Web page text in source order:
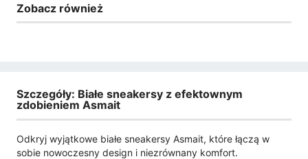
Zobacz również
Szczegóły: Białe sneakersy z efektownym
zdobieniem Asmait
Odkryj wyjątkowe białe sneakersy Asmait, które łączą w
sobie nowoczesny design i niezrównany komfort.